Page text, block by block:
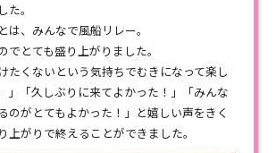
。
は、みんなで風船リレー。
でとても盛り上がりました。
たくないという気持ちでむきになって楽し
」「久しぶりに来てよかった！」「みんな
のがとてもよかった！」と嬉しい声をきく
上がりで終えることができました。